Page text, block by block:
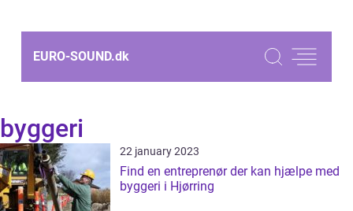
EURO-SOUND.dk
byggeri
22 january 2023
Find en entreprenør der kan hjælpe med
byggeri i Hjørring